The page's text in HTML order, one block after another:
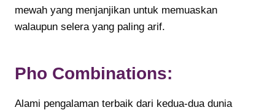
mewah yang menjanjikan untuk memuaskan
walaupun selera yang paling arif.
Pho Combinations:
Alami pengalaman terbaik dari kedua-dua dunia